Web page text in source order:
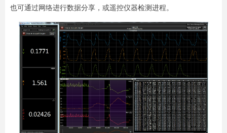
也可通过网络进行数据分享，或遥控仪器检测进程。